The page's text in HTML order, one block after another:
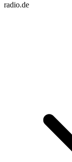
radio.de